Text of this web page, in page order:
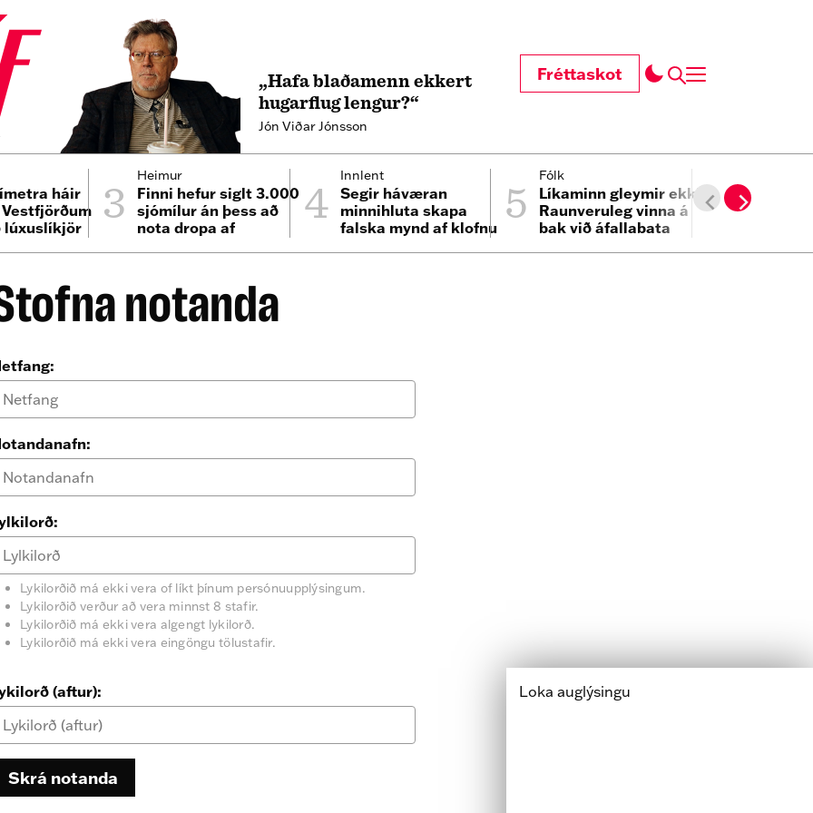
„Hafa blaðamenn ekkert
hugarflug lengur?“
Jón Viðar Jónsson
Fréttaskot
háir
lúxuslíkjör
3 Heimur
Finni hefur siglt 3.000
sjómílur án þess að
nota dropa af
4 Innlent
Segir háværan
minnihluta skapa
falska mynd af klofnu 5 Fólk
Líkaminn gleymir ekki:
Raunveruleg vinna á
bak við áfallabata
6
Tveggja
gekk
notanda
Lykilorðið má ekki vera of líkt þínum persónuupplýsingum.
Lykilorðið verður að vera minnst 8 stafir.
Lykilorðið má ekki vera algengt lykilorð.
Lykilorðið má ekki vera eingöngu tölustafir.
(aftur):
Skrá notanda
Loka auglýsingu